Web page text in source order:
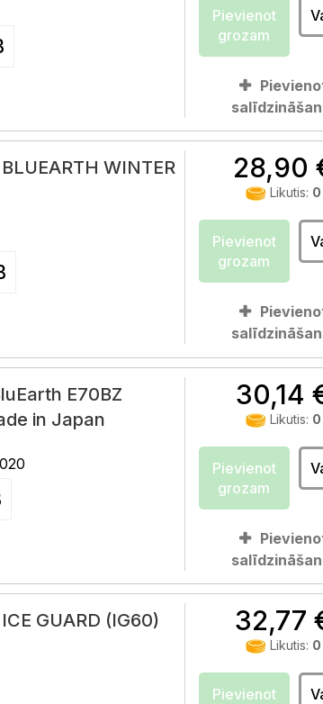
Pievienot
grozam
WINTER
28,90
Likutis: 0
Pievienot
grozam
E70BZ
in Japan
30,14
Likutis: 0
Pievienot
grozam
GUARD (IG60)
32,77
Likutis: 0
Pievienot